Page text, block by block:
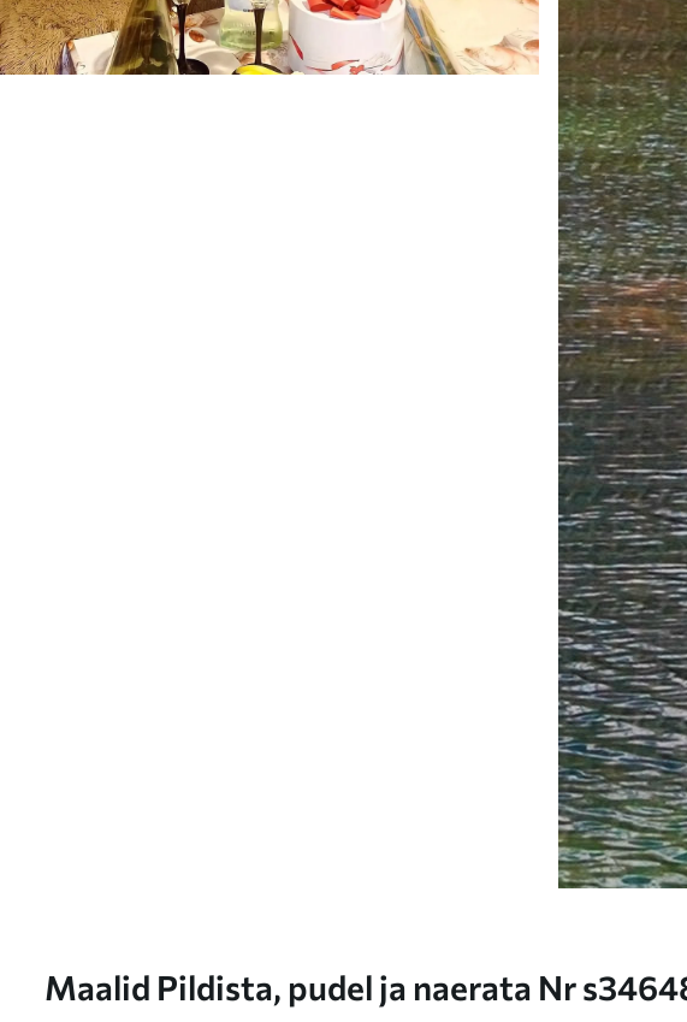
Maalid Pildista, pudel ja naerata Nr